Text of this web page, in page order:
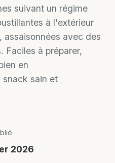
suivant un régime
à l'extérieur
assaisonnées avec des
Faciles à préparer,
en
snack sain et
2026